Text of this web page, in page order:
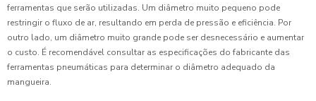
ferramentas que serão utilizadas. Um diâmetro muito pequeno pode
restringir o fluxo de ar, resultando em perda de pressão e eficiência. Por
outro lado, um diâmetro muito grande pode ser desnecessário e aumentar
o custo. É recomendável consultar as especificações do fabricante das
ferramentas pneumáticas para determinar o diâmetro adequado da
mangueira.